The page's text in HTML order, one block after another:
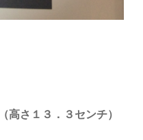
さ１３．３センチ）